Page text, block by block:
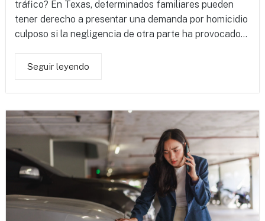
tráfico? En Texas, determinados familiares pueden
tener derecho a presentar una demanda por homicidio
culposo si la negligencia de otra parte ha provocado...
Seguir leyendo